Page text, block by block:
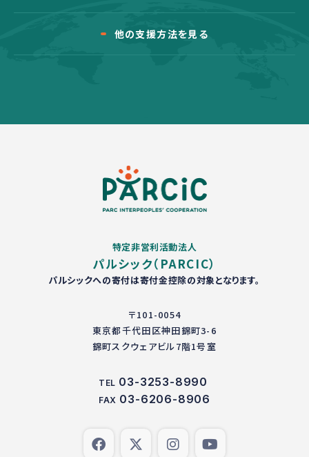
他の支援方法を見る
特定非営利活動法人
パルシック（PARCIC）
パルシックへの寄付は寄付金控除の対象となります。
〒101-0054
東京都千代田区神田錦町3-6
錦町スクウェアビル7階1号室
TEL 03-3253-8990
FAX 03-6206-8906